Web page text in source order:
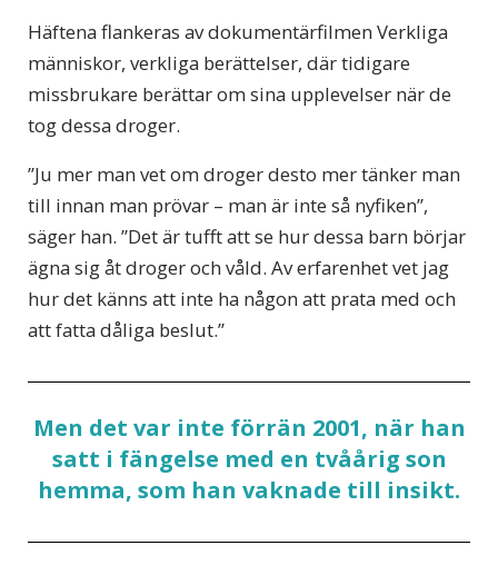
Häftena flankeras av dokumentärfilmenVerkliga
människor, verkliga berättelser, där tidigare
missbrukare berättar om sina upplevelser när de
tog dessa droger.
”Ju mer man vet om droger desto mer tänker man
till innan man prövar – man är inte så nyfiken”,
säger han. ”Det är tufft att se hur dessa barn börjar
ägna sig åt droger och våld. Av erfarenhet vet jag
hur det känns att inte ha någon att prata med och
att fatta dåliga beslut.”
Men det var inte förrän 2001, när han
satt i fängelse med en tvåårig son
hemma, som han vaknade till insikt.